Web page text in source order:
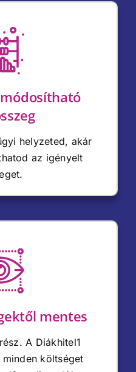
helyzeted, akár
az igényelt
mentes
A Diákhitel1
költséget